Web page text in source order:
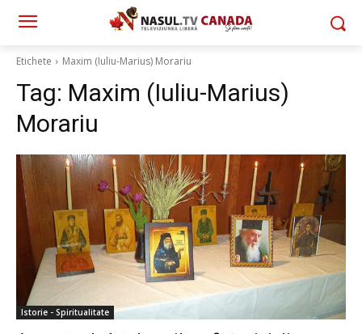
Etichete Maxim (Iuliu-Marius) Morariu
Tag: Maxim (Iuliu-Marius)
Morariu
Istorie - Spiritualitate